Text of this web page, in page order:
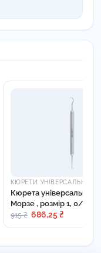
КЮРЕТИ УНІВЕРСАЛЬНІ
Кюрета універсальна
Морзе , розмір 1, 0/00 -
915 ₴ 686,25 ₴